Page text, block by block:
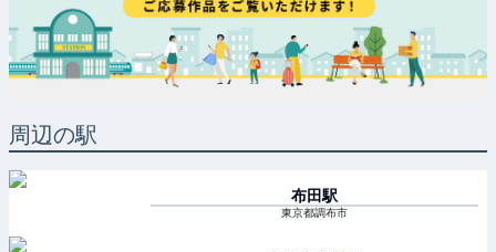
周辺の駅
布田駅
東京都調布市